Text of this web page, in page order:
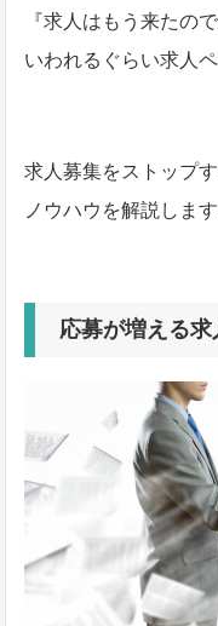
『求人はもう来たの
いわれるぐらい求人
求人募集をストップ
ノウハウを解説します
応募が増える